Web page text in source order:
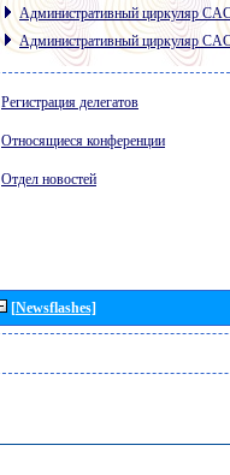
Административный циркуляр
Административный циркуляр
Регистрация делегатов
Относящиеся конференции
Отдел новостей
[Newsflashes]